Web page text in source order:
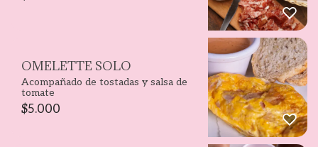
OMELETTE SOLO
Acompañado de tostadas y salsa de
tomate
$5.000